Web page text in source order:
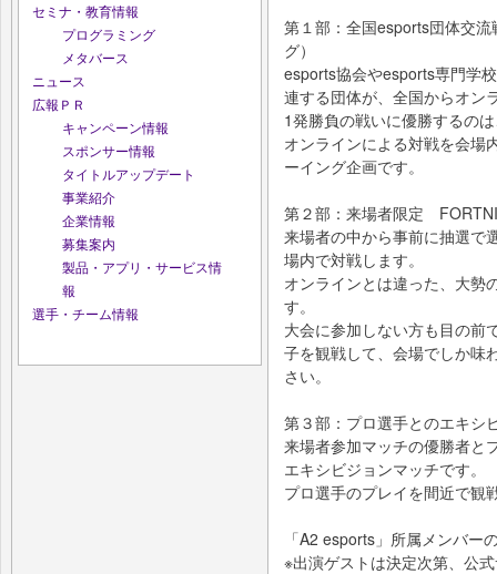
セミナ・教育情報
プログラミング
メタバース
ニュース
広報ＰＲ
キャンペーン情報
スポンサー情報
タイトルアップデート
事業紹介
企業情報
募集案内
製品・アプリ・サービス情
報
選手・チーム情報
第１部：全国esports団体交
グ）
esports協会やesports専門学
連する団体が、全国からオン
1発勝負の戦いに優勝するの
オンラインによる対戦を会場
ーイング企画です。
第２部：来場者限定
来場者の中から事前に抽選で
場内で対戦します。
オンラインとは違った、大勢
す。
大会に参加しない方も目の前
子を観戦して、会場でしか味
さい。
第３部：プロ選手とのエキシ
来場者参加マッチの優勝者と
エキシビジョンマッチです。
プロ選手のプレイを間近で観
「A2 esports」所属メンバー
※出演ゲストは決定次第、公